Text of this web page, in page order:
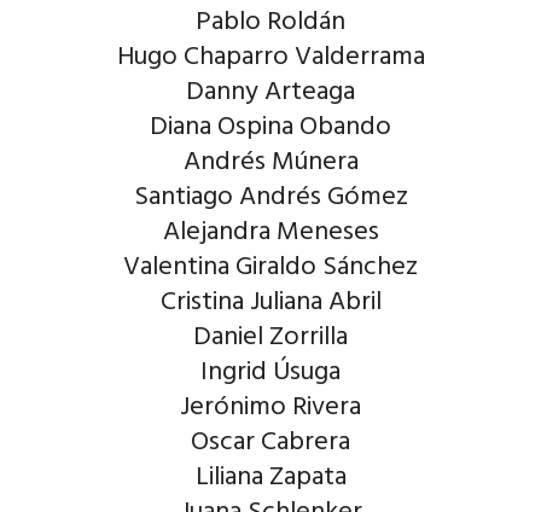
Pablo Roldán
Hugo Chaparro Valderrama
Danny Arteaga
Diana Ospina Obando
Andrés Múnera
Santiago Andrés Gómez
Alejandra Meneses
Valentina Giraldo Sánchez
Cristina Juliana Abril
Daniel Zorrilla
Ingrid Úsuga
Jerónimo Rivera
Oscar Cabrera
Liliana Zapata